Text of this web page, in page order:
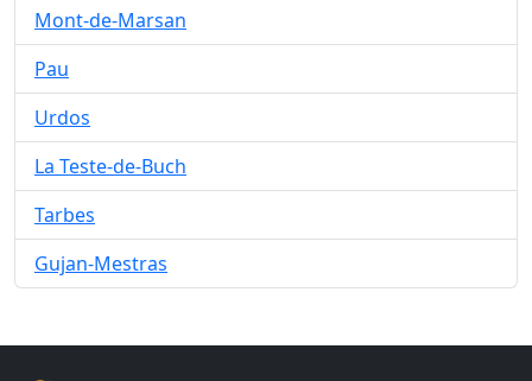
Mont-de-Marsan
Pau
Urdos
La Teste-de-Buch
Tarbes
Gujan-Mestras